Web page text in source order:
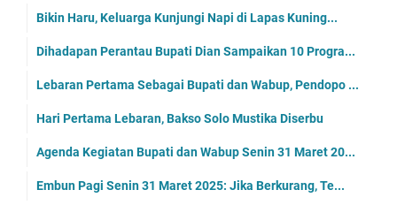
Bikin Haru, Keluarga Kunjungi Napi di Lapas Kuning...
Dihadapan Perantau Bupati Dian Sampaikan 10 Progra...
Lebaran Pertama Sebagai Bupati dan Wabup, Pendopo ...
Hari Pertama Lebaran, Bakso Solo Mustika Diserbu
Agenda Kegiatan Bupati dan Wabup Senin 31 Maret 20...
Embun Pagi Senin 31 Maret 2025: Jika Berkurang, Te...